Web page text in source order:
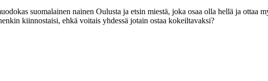
suomalainen nainen Oulusta ja etsin miestä, joka osaa olla hellä ja ottaa
kiinnostaisi, ehkä voitais yhdessä jotain ostaa kokeiltavaksi?